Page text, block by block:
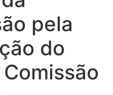
pela
do